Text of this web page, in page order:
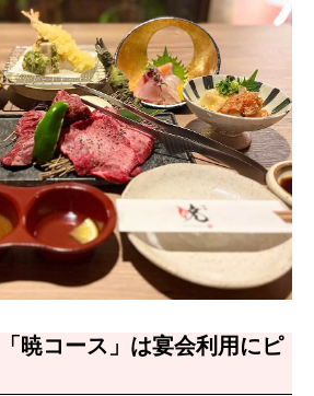
暁コース」は宴会利用にピ